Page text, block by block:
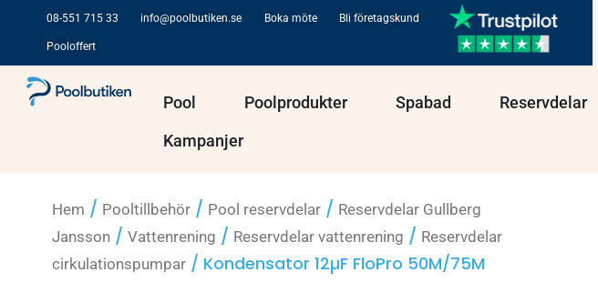
innehåll
08-551 715 33 info@poolbutiken.se Boka möte Bli företagskund
Pooloffert
Pool Öppna PoolPoolprodukter Öppna Poolprodukter
Spabad Öppna Spabad
Reservdelar
Kampanjer
Hem / Pooltillbehör/ Pool reservdelar/ Reservdelar Gullberg
Jansson/ Vattenrening / Reservdelar vattenrening / Reservdelar
cirkulationspumpar/ Kondensator 12µF FloPro 50M/75M